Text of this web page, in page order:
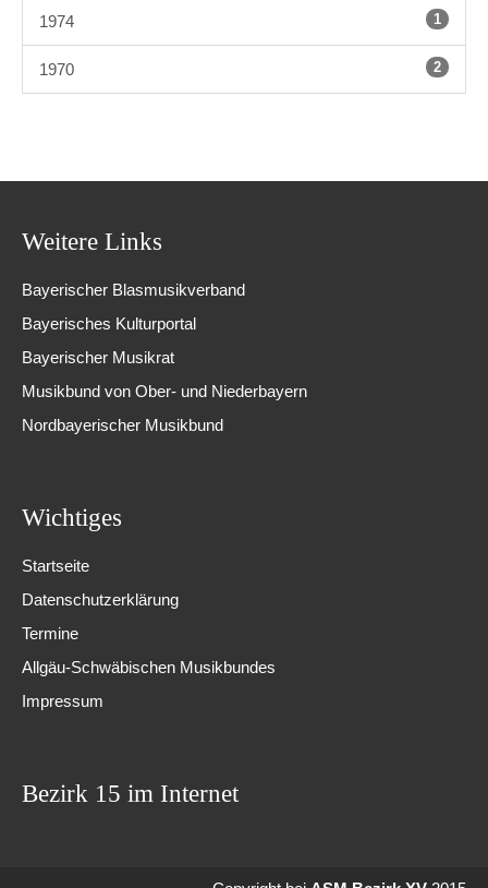
1974 1
1970 2
Weitere Links
Bayerischer Blasmusikverband
Bayerisches Kulturportal
Bayerischer Musikrat
Musikbund von Ober- und Niederbayern
Nordbayerischer Musikbund
Wichtiges
Startseite
Datenschutzerklärung
Termine
Allgäu-Schwäbischen Musikbundes
Impressum
Bezirk 15 im Internet